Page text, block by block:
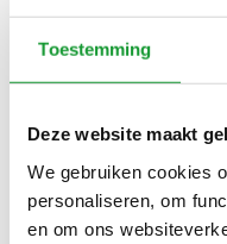
Toestemming
Deze website maakt
We gebruiken cookies
personaliseren, om
en om ons
Bekijk alle 6maten
SLATER WIT T-